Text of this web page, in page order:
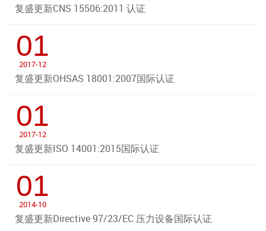
复盛更新CNS 15506:2011 认证
01
2017-12
复盛更新OHSAS 18001:2007国际认证
01
2017-12
复盛更新ISO 14001:2015国际认证
01
2014-10
复盛更新Directive 97/23/EC 压力设备国际认证